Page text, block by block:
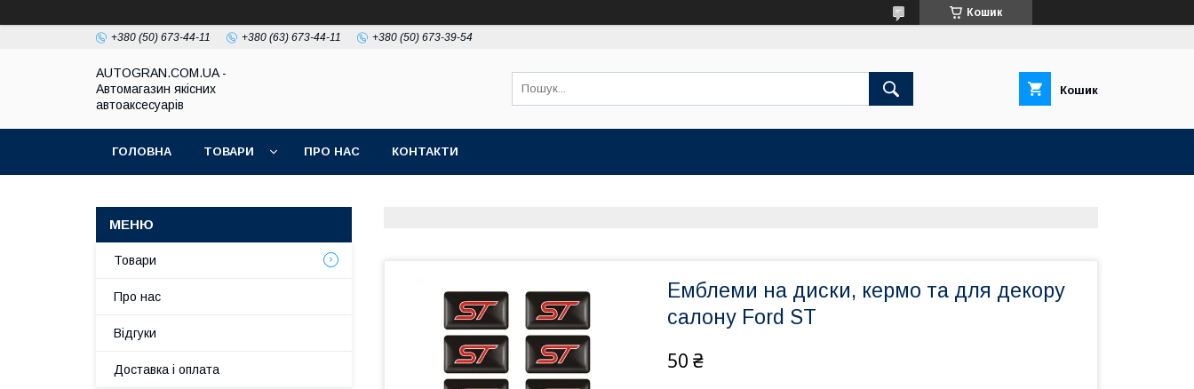
Кошик
+380 (50) 673-44-11 +380 (63) 673-44-11 +380 (50) 673-39-54
AUTOGRAN.COM.UA -
Автомагазин якісних
автоаксесуарів
Кошик
ГОЛОВНА ТОВАРИ ПРО НАС КОНТАКТИ
Емблеми на диски, кермо та для декору
салону Ford ST
50 ₴
Товари
Про нас
Відгуки
Доставка і оплата